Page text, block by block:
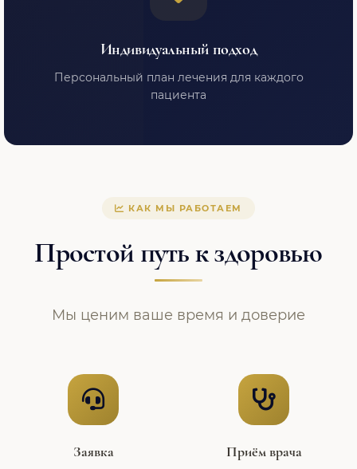
Индивидуальный подход
Персональный план лечения для каждого
пациента
КАК МЫ РАБОТАЕМ
Простой путь к здоровью
Мы ценим ваше время и доверие
Заявка Приём врача